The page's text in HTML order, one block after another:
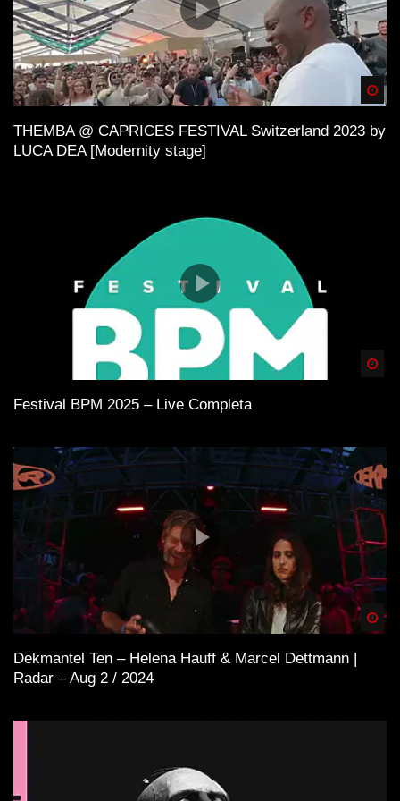
THEMBA @ CAPRICES FESTIVAL Switzerland 2023 by
LUCA DEA [Modernity stage]
Festival BPM 2025 – Live Completa
Dekmantel Ten – Helena Hauff & Marcel Dettmann |
Radar – Aug 2 / 2024